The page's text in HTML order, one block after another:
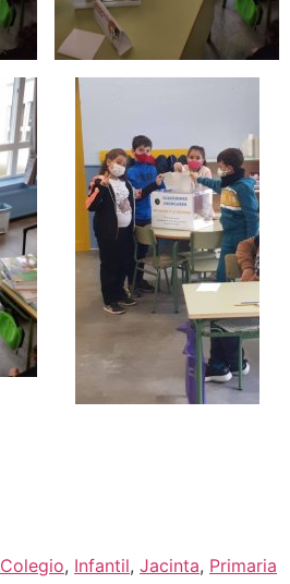
Colegio, Infantil, Jacinta, Primaria